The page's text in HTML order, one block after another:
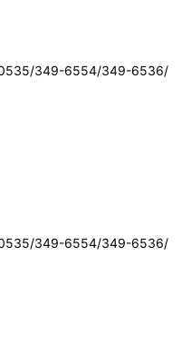
349-6554/349-6536/
349-6554/349-6536/